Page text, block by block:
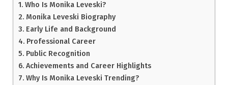
Who Is Monika Leveski?
Monika Leveski Biography
Early Life and Background
Professional Career
Public Recognition
Achievements and Career Highlights
Why Is Monika Leveski Trending?